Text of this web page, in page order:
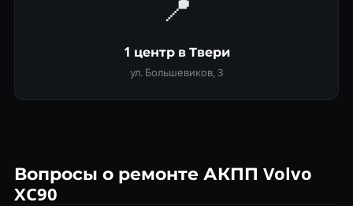
1 центр в Твери
ул. Большевиков, 3
Вопросы о ремонте АКПП Volvo
XC90